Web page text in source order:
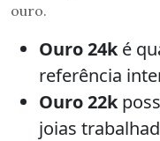
ouro.
Ouro 24ké
referência
Ouro 22k
joias